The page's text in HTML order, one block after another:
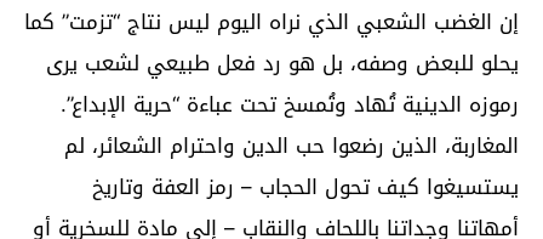
إن الغضب الشعبي الذي نراه اليوم ليس نتاج “تزمت” كما
يحلو للبعض وصفه، بل هو رد فعل طبيعي لشعب يرى
رموزه الدينية تُهاد وتُمسخ تحت عباءة “حرية الإبداع”.
المغاربة، الذين رضعوا حب الدين واحترام الشعائر، لم
يستسيغوا كيف تحول الحجاب – رمز العفة وتاريخ
أمهاتنا وجداتنا باللحاف والنقاب – إلى مادة للسخرية أو